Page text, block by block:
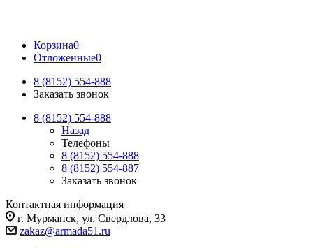
Корзина0
Отложенные0
8 (8152) 554-888
Заказать звонок
8 (8152) 554-888
Назад
Телефоны
8 (8152) 554-888
8 (8152) 554-887
Заказать звонок
Контактная информация
г. Мурманск, ул. Свердлова, 33
zakaz@armada51.ru